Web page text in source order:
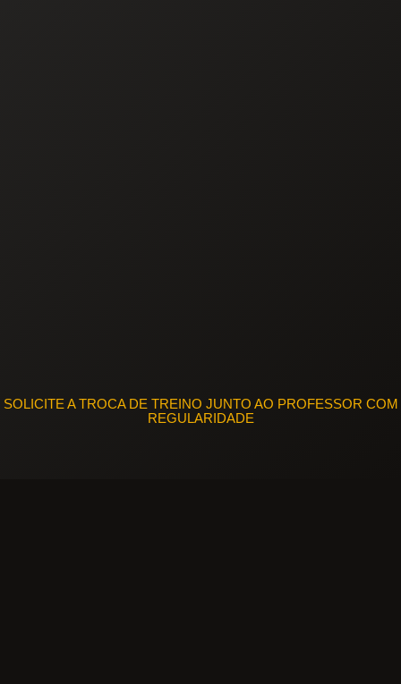
SOLICITE A TROCA DE TREINO JUNTO AO PROFESSOR COM
REGULARIDADE